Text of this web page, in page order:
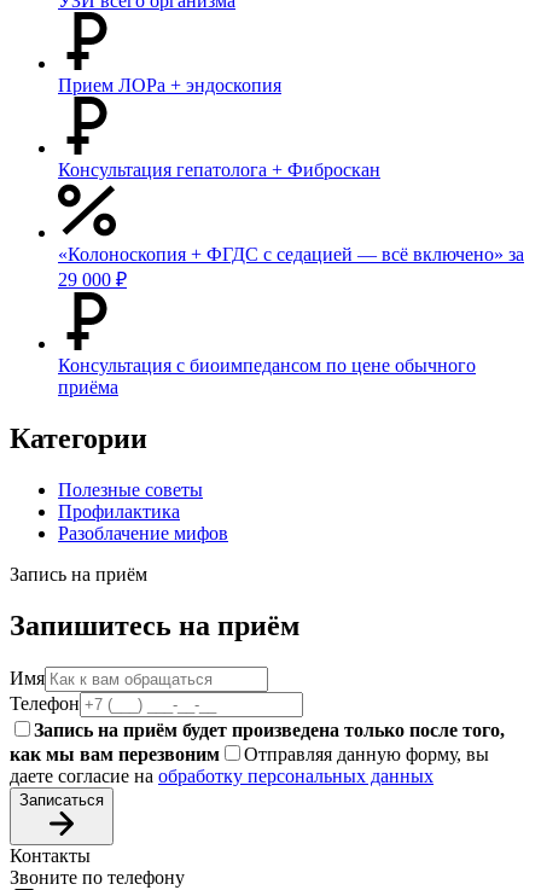
Прием ЛОРа + эндоскопия
Консультация гепатолога + Фиброскан
«Колоноскопия + ФГДС с седацией — всё включено» за
29 000 ₽
Консультация с биоимпедансом по цене обычного
приёма
Категории
Полезные советы
Профилактика
Разоблачение мифов
Запись на приём
Запишитесь на приём
Имя
Телефон
Запись на приём будет произведена только после того,
как мы вам перезвоним
Отправляя данную форму, вы
даете согласие на обработку персональных данных
Записаться
Контакты
Звоните по телефону